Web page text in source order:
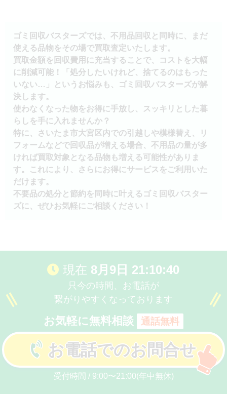
ゴミ回収バスターズでは、不用品回収と同時に、まだ
使える品物をその場で買取査定いたします。
買取金額を回収費用に充当することで、コストを大幅
に削減可能！「処分したいけれど、捨てるのはもった
いない…」というお悩みも、ゴミ回収バスターズが解
決します。
使わなくなった物をお得に手放し、スッキリとした暮
らしを手に入れませんか？
特に、さいたま市大宮区内での引越しや模様替え、リ
フォームなどで回収品が増える場合、不用品の量が多
ければ買取対象となる品物も増える可能性がありま
す。これにより、さらにお得にサービスをご利用いた
だけます。
不要品の処分と節約を同時に叶えるゴミ回収バスター
ズに、ぜひお気軽にご相談ください！
現在 8月9日 21:10:40
只今の時間、お電話が
繋がりやすくなっております
お気軽に無料相談 通話無料
お電話でのお問合せ
受付時間 / 9:00〜21:00(年中無休)